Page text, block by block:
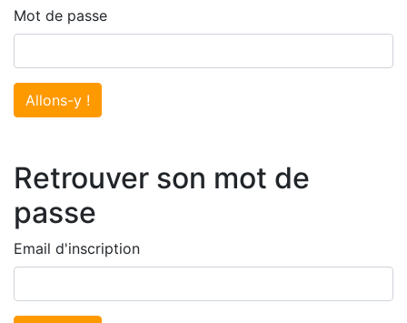
Mot de passe
Allons-y !
Retrouver son mot de
passe
Email d'inscription